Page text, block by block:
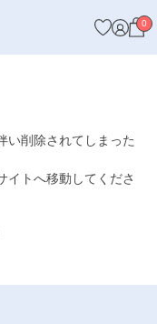
0
い削除されてしまった
イトへ移動してくださ